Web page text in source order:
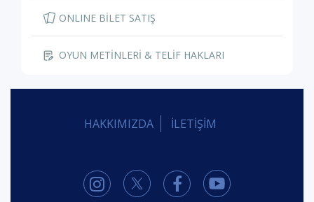
ONLINE BİLET SATIŞ
OYUN METİNLERİ & TELİF HAKLARI
HAKKIMIZDA İLETİŞİM